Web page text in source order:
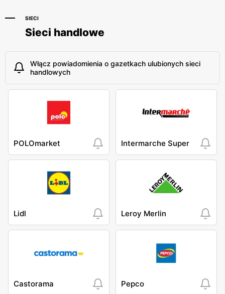
SIECI
Sieci handlowe
Włącz powiadomienia o gazetkach ulubionych sieci
handlowych
POLOmarket Intermarche Super
Lidl Leroy Merlin
Castorama Pepco